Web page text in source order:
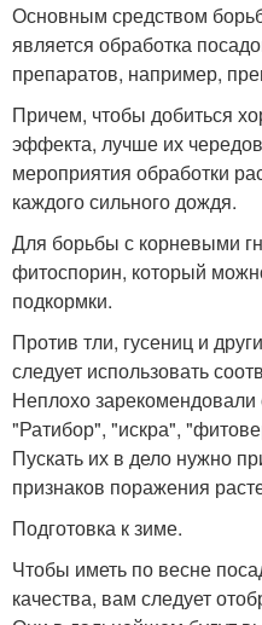
Основным средством
является обработка
препаратов, например,
Причем, чтобы добиться
эффекта, лучше их
мероприятия обработки
каждого сильного дождя.
Для борьбы с корневыми
фитоспорин, который
подкормки.
Против тли, гусениц и
следует использовать
Неплохо зарекомендовали
"Ратибор", "искра",
Пускать их в дело нужно
признаков поражения
Подготовка к зиме.
Чтобы иметь по весне
качества, вам следует